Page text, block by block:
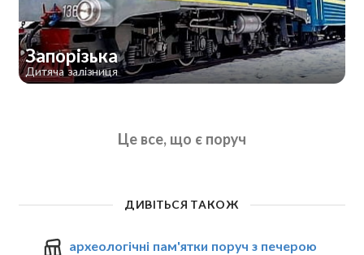
Запорізька
Дитяча залізниця
Це все, що є поруч
ДИВІТЬСЯ ТАКОЖ
археологічні пам'ятки поруч з печерою